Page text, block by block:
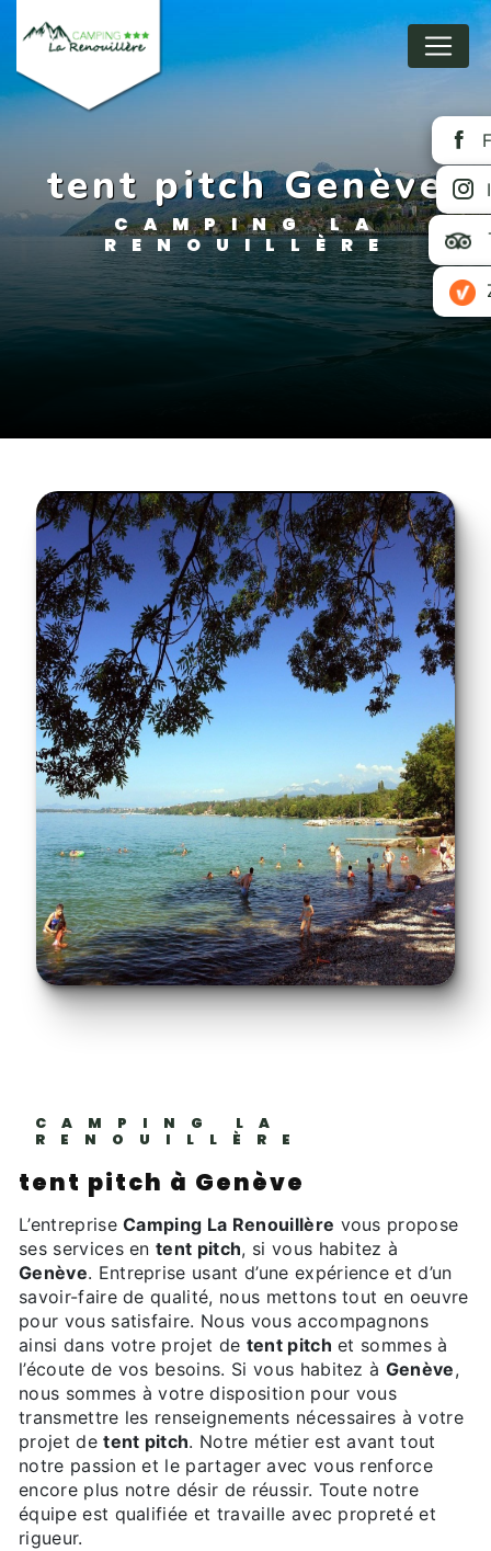
tent pitch Genève
CAMPING LA
RENOUILLÈRE
CAMPING LA
RENOUILLÈRE
tent pitch à Genève
L’entrepriseCamping La Renouillère vous propose
ses services entent pitch, si vous habitez à
Genève. Entreprise usant d’une expérience et d’un
savoir-faire de qualité, nous mettons tout en oeuvre
pour vous satisfaire. Nous vous accompagnons
ainsi dans votre projet de tent pitch et sommes à
l’écoute de vos besoins. Si vous habitez à Genève,
nous sommes à votre disposition pour vous
transmettre les renseignements nécessaires à votre
projet detent pitch. Notre métier est avant tout
notre passion et le partager avec vous renforce
encore plus notre désir de réussir. Toute notre
équipe est qualifiée et travaille avec propreté et
rigueur.